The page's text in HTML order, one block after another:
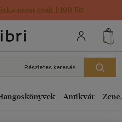
most csak 1499 Ft!
adatai
Részletes keresés
Antikvár